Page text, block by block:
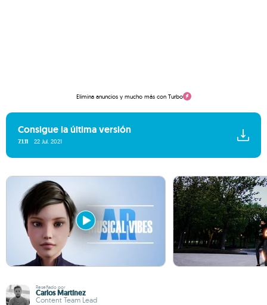
Elimina anuncios y mucho más con Turbo
Consigue la última versión
7.1.11 22 Jul. 2021
Reseñado por
Carlos Martínez
Content Team Lead